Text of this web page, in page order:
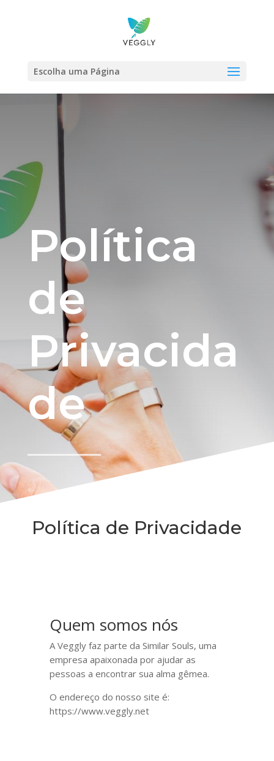
Escolha uma Página
Política
de
Privacida
de
Política de Privacidade
Quem somos nós
A Veggly faz parte da Similar Souls, uma
empresa apaixonada por ajudar as
pessoas a encontrar sua alma gêmea.
O endereço do nosso site é:
https://www.veggly.net